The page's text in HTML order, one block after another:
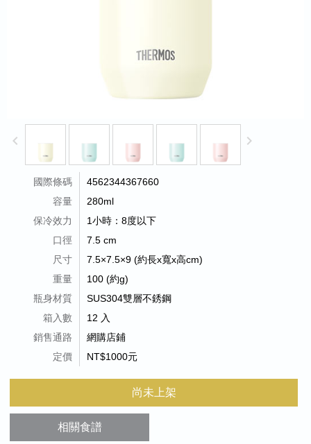
keyboard_arrow_left keyboard_arrow_right
國際條碼
4562344367660
容量
280ml
保冷效力
1小時：8度以下
口徑
7.5 cm
尺寸
7.5×7.5×9 (約長x寬x高cm)
重量
100 (約g)
瓶身材質
SUS304雙層不銹鋼
箱入數
12 入
銷售通路
網購店鋪
定價
NT$1000元
尚未上架
相關食譜